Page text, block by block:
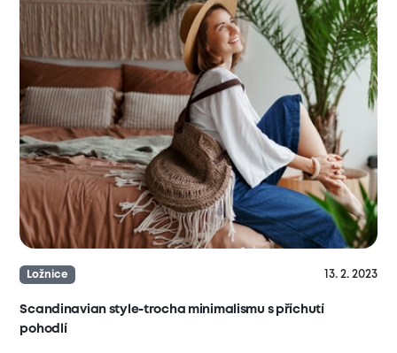
Ložnice 13. 2. 2023
Scandinavian style-trocha minimalismu s příchutí
pohodlí